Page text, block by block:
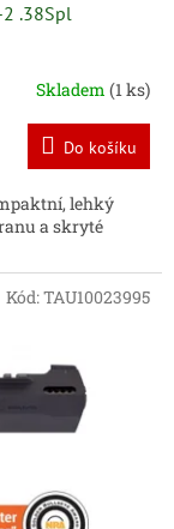
2 .38Spl
Skladem (1 ks)
Do košíku
lehký
a skryté
Kód:TAU10023995